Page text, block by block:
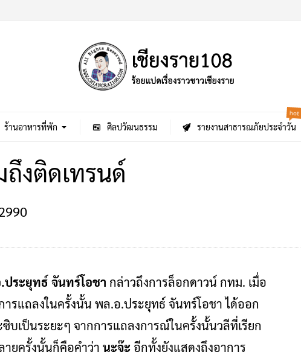
ร้านอาหารที่พัก ศิลปวัฒนธรรม รายงานสาธารณภัยประจำวัน
hot
งติดเทรนด์
ระยุทธ์ จันทร์โอชา กล่าวถึงการล็อกดาวน์ กทม. เมื่อ
รแถลงในครั้งนั้น พล.อ.ประยุทธ์ จันทร์โอชา ได้ออก
เป็นระยะๆ จากการแถลงการณ์ในครั้งนั้นวลีที่เรียก
ยครั้งนั้นก็คือคำว่า นะจ๊ะ อีกทั้งยังแสดงถึงอาการ